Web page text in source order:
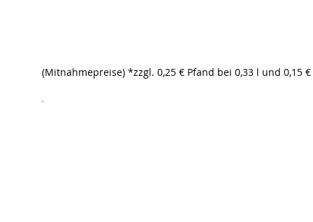
(Mitnahmepreise) *zzgl. 0,25 € Pfand bei 0,33 l und 0,15